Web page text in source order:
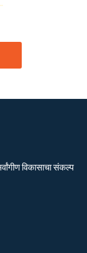
विकासाचा संकल्प